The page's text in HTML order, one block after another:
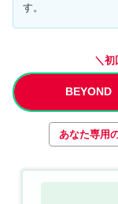
す。
＼初
BEYOND
あなた専用